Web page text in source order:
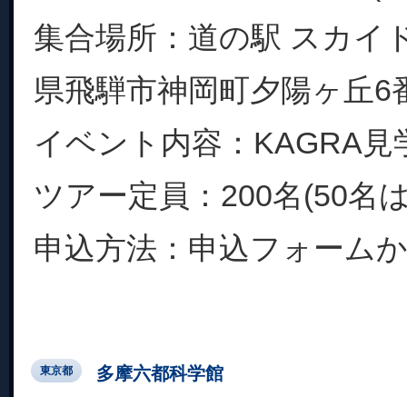
集合場所：道の駅 スカイ
県飛騨市神岡町夕陽ヶ丘6
イベント内容：KAGRA見
ツアー定員：200名(50名
申込方法：申込フォーム
東京都 多摩六都科学館